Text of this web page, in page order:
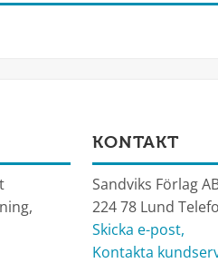
KONTAKT
Sandviks Förlag
224 78 Lund
Skicka e-post,
Kontakta